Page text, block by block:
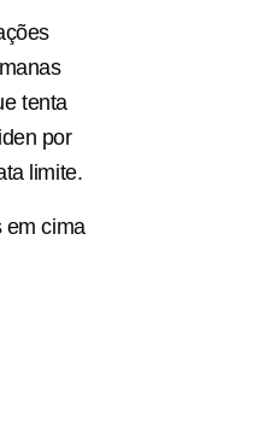
tenta
por
limite.
em cima